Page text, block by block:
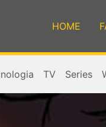
HOME
TV Series